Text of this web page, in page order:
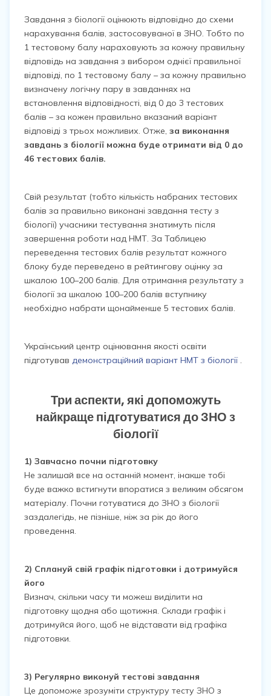
Завдання з біології оцінюють відповідно до схеми
нарахування балів, застосовуваної в ЗНО. Тобто по
1 тестовому балу нараховують за кожну правильну
відповідь на завдання з вибором однієї правильної
відповіді, по 1 тестовому балу – за кожну правильно
визначену логічну пару в завданнях на
встановлення відповідності, від 0 до 3 тестових
балів – за кожен правильно вказаний варіант
відповіді з трьох можливих. Отже, за виконання
завдань з біології можна буде отримати від 0 до
46 тестових балів.
Свій результат (тобто кількість набраних тестових
балів за правильно виконані завдання тесту з
біології) учасники тестування знатимуть після
завершення роботи над НМТ. За Таблицею
переведення тестових балів результат кожного
блоку буде переведено в рейтингову оцінку за
шкалою 100–200 балів. Для отримання результату з
біології за шкалою 100–200 балів вступнику
необхідно набрати щонайменше 5 тестових балів.
Український центр оцінювання якості освіти
підготував демонстраційний варіант НМТ з біології .
Три аспекти, які допоможуть
найкраще підготуватися до ЗНО з
біології
1) Завчасно почни підготовку
Не залишай все на останній момент, інакше тобі
буде важко встигнути впоратися з великим обсягом
матеріалу. Почни готуватися до ЗНО з біології
заздалегідь, не пізніше, ніж за рік до його
проведення.
2) Сплануй свій графік підготовки і дотримуйся
його
Визнач, скільки часу ти можеш виділити на
підготовку щодня або щотижня. Склади графік і
дотримуйся його, щоб не відставати від графіка
підготовки.
3) Регулярно виконуй тестові завдання
Це допоможе зрозуміти структуру тесту ЗНО з